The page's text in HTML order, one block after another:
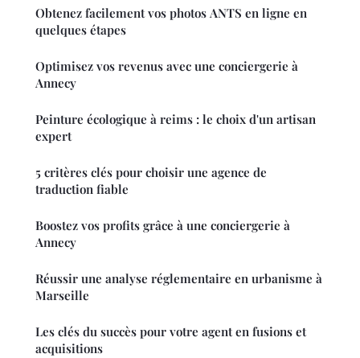
Obtenez facilement vos photos ANTS en ligne en
quelques étapes
Optimisez vos revenus avec une conciergerie à
Annecy
Peinture écologique à reims : le choix d'un artisan
expert
5 critères clés pour choisir une agence de
traduction fiable
Boostez vos profits grâce à une conciergerie à
Annecy
Réussir une analyse réglementaire en urbanisme à
Marseille
Les clés du succès pour votre agent en fusions et
acquisitions